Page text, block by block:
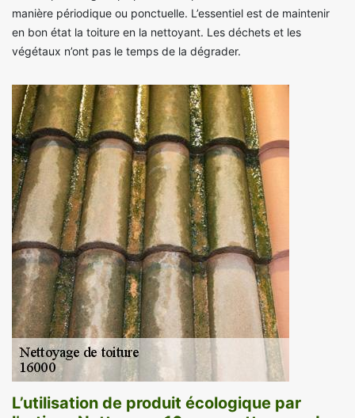
manière périodique ou ponctuelle. L’essentiel est de maintenir
en bon état la toiture en la nettoyant. Les déchets et les
végétaux n’ont pas le temps de la dégrader.
L’utilisation de produit écologique par